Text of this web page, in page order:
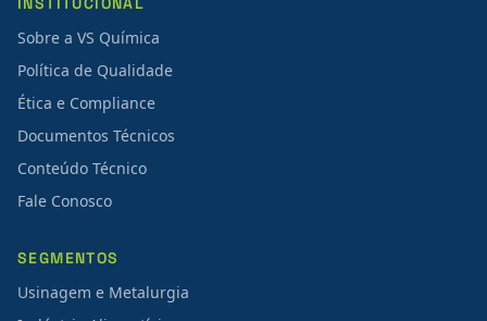
Sobre a VS Química
Política de Qualidade
Ética e Compliance
Documentos Técnicos
Conteúdo Técnico
Fale Conosco
SEGMENTOS
Usinagem e Metalurgia